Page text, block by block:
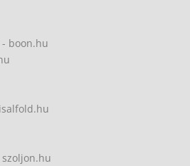
boon.hu
szoljon.hu